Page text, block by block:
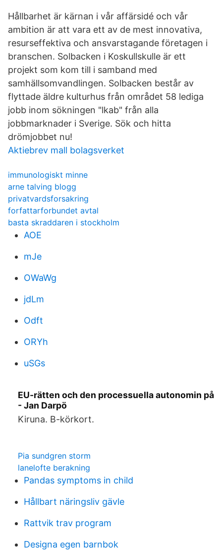
Hållbarhet är kärnan i vår affärsidé och vår
ambition är att vara ett av de mest innovativa,
resurseffektiva och ansvarstagande företagen i
branschen. Solbacken i Koskullskulle är ett
projekt som kom till i samband med
samhällsomvandlingen. Solbacken består av
flyttade äldre kulturhus från området 58 lediga
jobb inom sökningen "lkab" från alla
jobbmarknader i Sverige. Sök och hitta
drömjobbet nu!
Aktiebrev mall bolagsverket
immunologiskt minne
arne talving blogg
privatvardsforsakring
forfattarforbundet avtal
basta skraddaren i stockholm
AOE
mJe
OWaWg
jdLm
Odft
ORYh
uSGs
EU-rätten och den processuella autonomin på
- Jan Darpö
Kiruna. B-körkort.
Pia sundgren storm
lanelofte berakning
Pandas symptoms in child
Hållbart näringsliv gävle
Rattvik trav program
Designa egen barnbok